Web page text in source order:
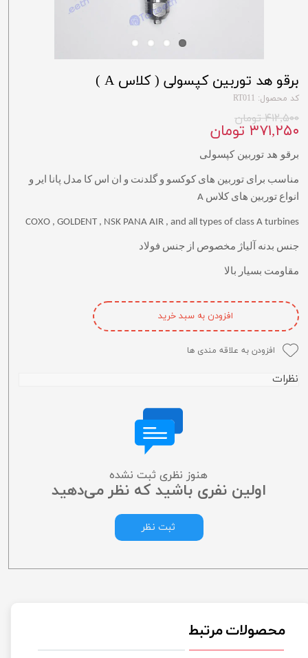
برقو هد توربین کپسولی ( کلاس A )
کد محصول: RT011
۴۱۲,۵۰۰ تومان
۳۷۱,۲۵۰ تومان
برقو هد توربین کپسولی
مناسب برای توربین های کوکسو و گلدنت و ان اس کا مدل پانا ایر و
انواع توربین های کلاس A
COXO , GOLDENT , NSK PANA AIR , and all types of class A turbines
جنس بدنه آلیاژ مخصوص از جنس فولاد
مقاومت بسیار بالا
افزودن به سبد خرید
افزودن به علاقه مندی ها
نظرات
هنوز نظری ثبت نشده
اولین نفری باشید که نظر می‌دهید
ثبت نظر
محصولات مرتبط